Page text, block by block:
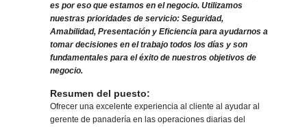
es por eso que estamos en el negocio. Utilizamos
nuestras prioridades de servicio: Seguridad,
Amabilidad, Presentación y Eficiencia para ayudarnos a
tomar decisiones en el trabajo todos los días y son
fundamentales para el éxito de nuestros objetivos de
negocio.
Resumen del puesto:
Ofrecer una excelente experiencia al cliente al ayudar al
gerente de panadería en las operaciones diarias del